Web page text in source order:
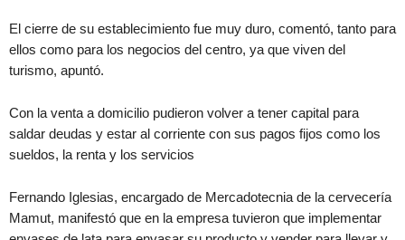
El cierre de su establecimiento fue muy duro, comentó, tanto para
ellos como para los negocios del centro, ya que viven del
turismo, apuntó.
Con la venta a domicilio pudieron volver a tener capital para
saldar deudas y estar al corriente con sus pagos fijos como los
sueldos, la renta y los servicios
Fernando Iglesias, encargado de Mercadotecnia de la cervecería
Mamut, manifestó que en la empresa tuvieron que implementar